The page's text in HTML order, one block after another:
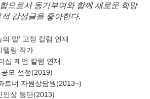
으로서 동기부여와 함께 새로운 희망
감성글을 좋아한다.
말' 고정 칼럼 연재
텔링 작가
십 제언 칼럼 연재
모 선정(2019)
트너 자원상담원(2013~)
인상 등단(2013)